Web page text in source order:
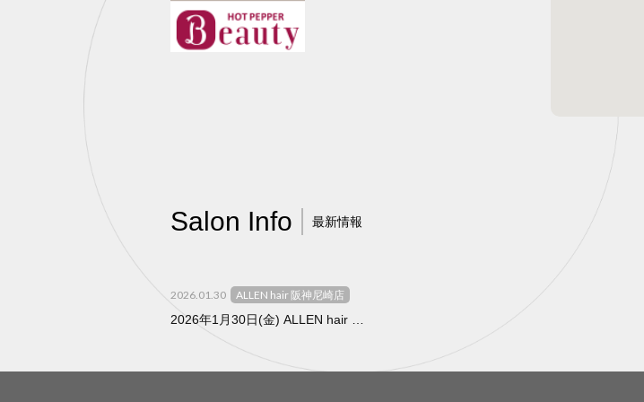
Salon Info 最新情報
2026.01.30 ALLEN hair 阪神尼崎店
2026年1月30日(金) ALLEN hair 阪神尼崎店 新しくオープンいたします！